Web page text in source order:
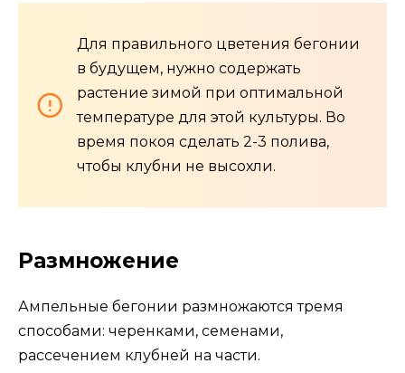
Для правильного цветения бегонии
в будущем, нужно содержать
растение зимой при оптимальной
температуре для этой культуры. Во
время покоя сделать 2-3 полива,
чтобы клубни не высохли.
Размножение
Ампельные бегонии размножаются тремя
способами: черенками, семенами,
рассечением клубней на части.